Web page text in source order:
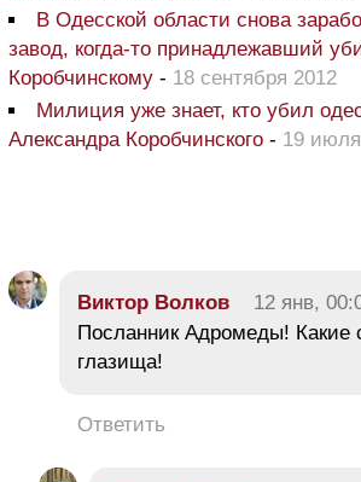
В Одесской области снова
завод, когда-то принадлежавший
Коробчинскому - 18 сентября 2012
Милиция уже знает, кто убил
Александра Коробчинского - 19
Виктор Волков 12 янв,
Посланник Адромеды! Какие
глазища!
Ответить